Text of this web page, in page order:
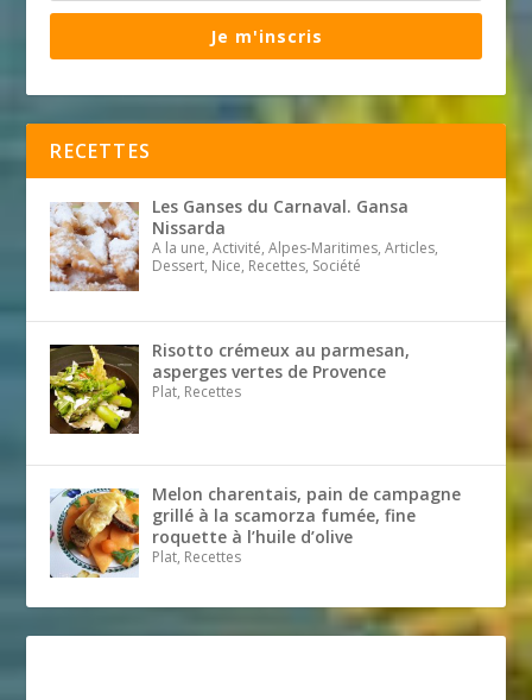
Je m'inscris
RECETTES
Les Ganses du Carnaval. Gansa
Nissarda
A la une, Activité, Alpes-Maritimes, Articles,
Dessert, Nice, Recettes, Société
Risotto crémeux au parmesan,
asperges vertes de Provence
Plat, Recettes
Melon charentais, pain de campagne
grillé à la scamorza fumée, fine
roquette à l’huile d’olive
Plat, Recettes